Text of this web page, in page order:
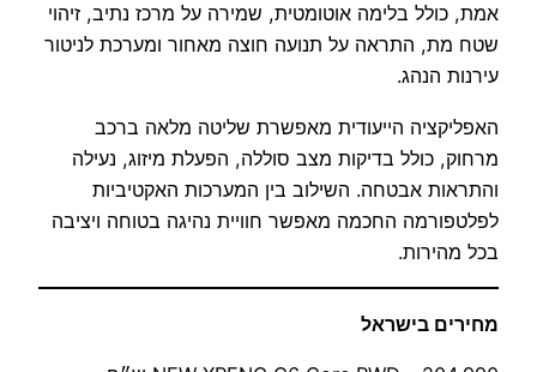
אמת, כולל בלימה אוטומטית, שמירה על מרכז נתיב, זיהוי
שטח מת, התראה על תנועה חוצה מאחור ומערכת לניטור
עירנות הנהג.
האפליקציה הייעודית מאפשרת שליטה מלאה ברכב
מרחוק, כולל בדיקות מצב סוללה, הפעלת מיזוג, נעילה
והתראות אבטחה. השילוב בין המערכות האקטיביות
לפלטפורמה החכמה מאפשר חוויית נהיגה בטוחה ויציבה
בכל מהירות.
מחירים בישראל